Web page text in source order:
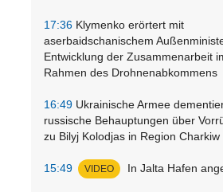
17:36 Klymenko erörtert mit
aserbaidschanischem
Entwicklung der Zusammenarbeit
Rahmen des Drohnenabkommens
16:49 Ukrainische Armee
russische Behauptungen über
zu Bilyj Kolodjas in Region Charkiw
15:49 VIDEO In Jalta Hafen